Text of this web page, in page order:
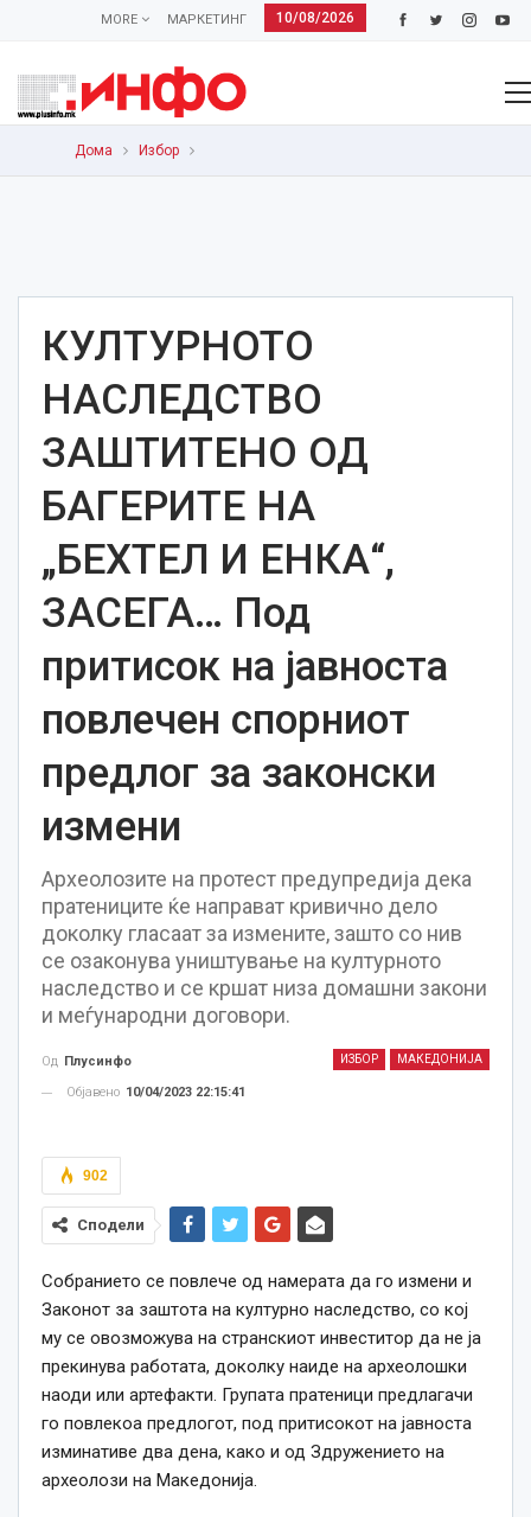
10/08/2026
МАРКЕТИНГ
MORE
Дома Избор
КУЛТУРНОТО
НАСЛЕДСТВО
ЗАШТИТЕНО ОД
БАГЕРИТЕ НА
„БЕХТЕЛ И ЕНКА“,
ЗАСЕГА… Под
притисок на јавноста
повлечен спорниот
предлог за законски
измени
Археолозите на протест предупредија дека
пратениците ќе направат кривично дело
доколку гласаат за измените, зашто со нив
се озаконува уништување на културното
наследство и се кршат низа домашни закони
и меѓународни договори.
ИЗБОР МАКЕДОНИЈА
Од Плусинфо
Објавено 10/04/2023 22:15:41
902
Сподели
Собранието се повлече од намерата да го измени и
Законот за заштота на културно наследство, со кој
му се овозможува на странскиот инвеститор да не ја
прекинува работата, доколку наиде на археолошки
наоди или артефакти. Групата пратеници предлагачи
го повлекоа предлогот, под притисокот на јавноста
изминативе два дена, како и од Здружението на
археолози на Македонија.